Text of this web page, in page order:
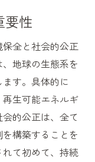
アクション
必要な心構え
方法の新潮流
続可能性の確
例
要性
全と社会的公正
地球の生態系を
す。具体的に
生可能エネルギ
的公正は、全て
構築することを
て初めて、持続